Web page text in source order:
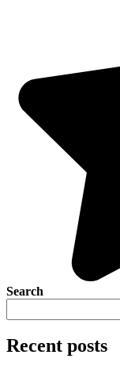
Search
Recent posts